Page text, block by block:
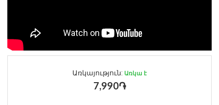
Առկայություն: Առկա է
7,990֏